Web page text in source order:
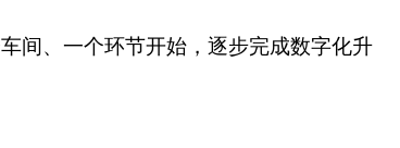
间、一个环节开始，逐步完成数字化升